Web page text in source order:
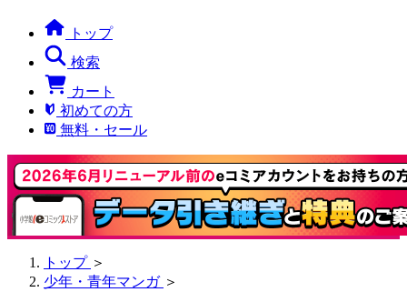
トップ
検索
カート
初めての方
無料・セール
トップ ＞
少年・青年マンガ ＞